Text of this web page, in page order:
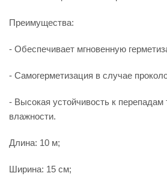
Преимущества:
- Обеспечивает мгновенную
- Самогерметизация в случае
- Высокая устойчивость к перепадам
влажности.
Длина: 10 м;
Ширина: 15 см;